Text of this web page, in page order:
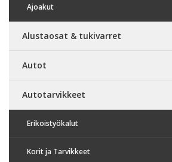
Ajoakut
Alustaosat & tukivarret
Autot
Autotarvikkeet
Erikoistyökalut
Korit ja Tarvikkeet